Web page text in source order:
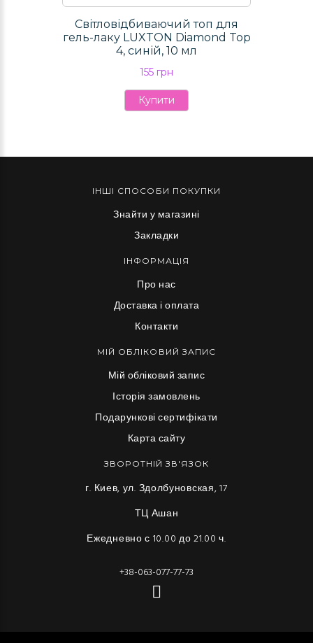
Світловідбиваючий топ для
гель-лаку LUXTON Diamond Top
4, синій, 10 мл
155 грн
Купити
ІНШІ СПОСОБИ ПОКУПКИ
Знайти у магазині
Закладки
ІНФОРМАЦІЯ
Про нас
Доставка і оплата
Контакти
МІЙ ОБЛІКОВИЙ ЗАПИС
Мій обліковий запис
Історія замовлень
Подарункові сертифікати
Карта сайту
ЗВОРОТНІЙ ЗВ'ЯЗОК
г. Киев, ул. Здолбуновская, 17
ТЦ Ашан
Ежедневно с 10.00 до 21.00 ч.
+38-063-077-77-73